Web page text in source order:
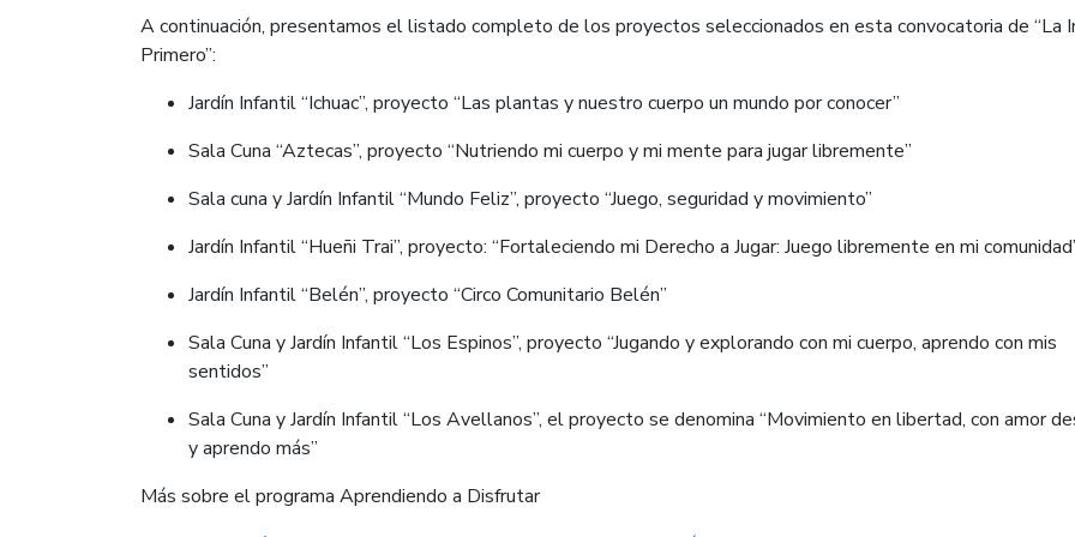
A continuación, presentamos el listado completo de los proyectos seleccionados en esta convocatoria de “La
Primero”:
Jardín Infantil “Ichuac”, proyecto “Las plantas y nuestro cuerpo un mundo por conocer”
Sala Cuna “Aztecas”, proyecto “Nutriendo mi cuerpo y mi mente para jugar libremente”
Sala cuna y Jardín Infantil “Mundo Feliz”, proyecto “Juego, seguridad y movimiento”
Jardín Infantil “Hueñi Trai”, proyecto: “Fortaleciendo mi Derecho a Jugar: Juego libremente en mi
Jardín Infantil “Belén”, proyecto “Circo Comunitario Belén”
Sala Cuna y Jardín Infantil “Los Espinos”, proyecto “Jugando y explorando con mi cuerpo, aprendo con mis
sentidos”
Sala Cuna y Jardín Infantil “Los Avellanos”, el proyecto se denomina “Movimiento en libertad, con amor
y aprendo más”
Más sobre el programa Aprendiendo a Disfrutar